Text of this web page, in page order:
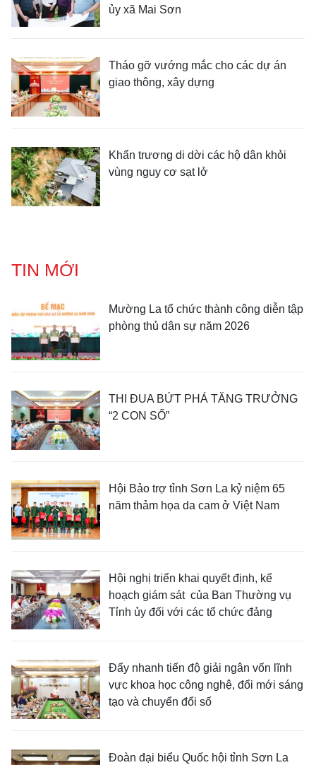
ủy xã Mai Sơn
Tháo gỡ vướng mắc cho các dự án
giao thông, xây dựng
Khẩn trương di dời các hộ dân khỏi
vùng nguy cơ sạt lở
TIN MỚI
Mường La tổ chức thành công diễn tập
phòng thủ dân sự năm 2026
THI ĐUA BỨT PHÁ TĂNG TRƯỞNG
“2 CON SỐ”
Hội Bảo trợ tỉnh Sơn La kỷ niệm 65
năm thảm họa da cam ở Việt Nam
Hội nghị triển khai quyết định, kế
hoạch giám sát của Ban Thường vụ
Tỉnh ủy đối với các tổ chức đảng
Đẩy nhanh tiến độ giải ngân vốn lĩnh
vực khoa học công nghệ, đổi mới sáng
tạo và chuyển đổi số
Đoàn đại biểu Quốc hội tỉnh Sơn La